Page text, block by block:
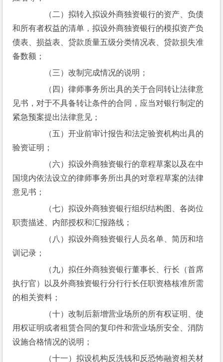
（二）拟转入拟设外商独资银行的资产、负债
和所有者权益的清单，拟设外商独资银行的模拟资产负
债表、损益表、贷款质量五级分类情况表、贷款损失准
备数额；
（三）改制完成情况的说明；
（四）律师事务所出具的关于合同转让法律意
见书，对于不具备转让条件的合同，应当对银行制定的
紧急预案提出法律意见；
（五）开业前审计报告和法定验资机构出具的
验资证明；
（六）拟设外商独资银行的章程草案以及在中
国境内依法设立的律师事务所出具的对章程草案的法律
意见书；
（七）拟设外商独资银行组织结构图、各岗位
职责描述、内部授权和汇报路线；
（八）拟设外商独资银行人员名单、简历和培
训记录；
（九）拟任外商独资银行董事长、行长（首席
执行官）以及外商独资银行分行行长任职资格核准所需
的相关资料；
（十）改制后新增营业场所的所有权证明、使
用权证明或者租赁合同的复印件和营业场所安全、消防
设施合格情况的说明；
（十一）拟设机构反洗钱和反恐怖融资相关材